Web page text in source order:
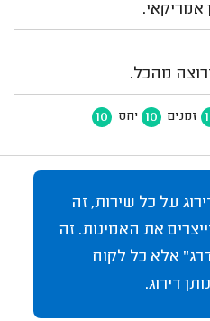
אמריקאי.
מהכל.
זמנים 10 יחס 10
על כל שירות, זה
את האמינות. זה
אלא כל לקוח
דירוג.